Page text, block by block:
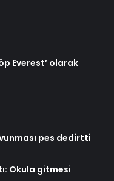
Everest’ olarak
pes dedirtti
Okula gitmesi